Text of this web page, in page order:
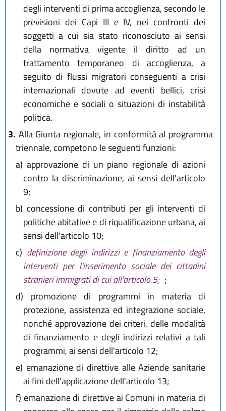
degli interventi di prima accoglienza, secondo le
previsioni dei Capi III e IV, nei confronti dei
soggetti a cui sia stato riconosciuto ai sensi
della normativa vigente il diritto ad un
trattamento temporaneo di accoglienza, a
seguito di flussi migratori conseguenti a crisi
internazionali dovute ad eventi bellici, crisi
economiche e sociali o situazioni di instabilità
politica.
3. Alla Giunta regionale, in conformità al programma
triennale, competono le seguenti funzioni:
a) approvazione di un piano regionale di azioni
contro la discriminazione, ai sensi dell'articolo
9;
b) concessione di contributi per gli interventi di
politiche abitative e di riqualificazione urbana, ai
sensi dell'articolo 10;
c) definizione degli indirizzi e finanziamento degli
interventi per l'inserimento sociale dei cittadini
stranieri immigrati di cui all'articolo 5; ;
d) promozione di programmi in materia di
protezione, assistenza ed integrazione sociale,
nonché approvazione dei criteri, delle modalità
di finanziamento e degli indirizzi relativi a tali
programmi, ai sensi dell'articolo 12;
e) emanazione di direttive alle Aziende sanitarie
ai fini dell'applicazione dell'articolo 13;
f) emanazione di direttive ai Comuni in materia di